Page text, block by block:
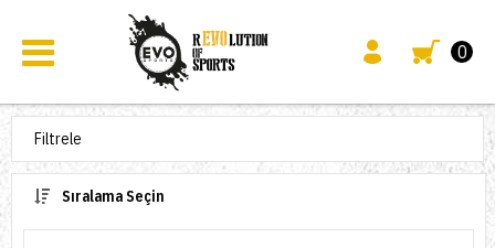
0
Filtrele
Sıralama Seçin